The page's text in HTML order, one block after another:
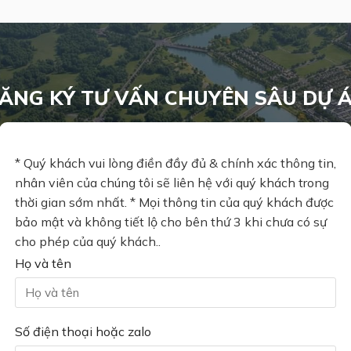
KÝ TƯ VẤN CHUYÊN SÂU DỰ
* Quý khách vui lòng điền đầy đủ & chính xác thông tin,
nhân viên của chúng tôi sẽ liên hệ với quý khách trong
thời gian sớm nhất. * Mọi thông tin của quý khách được
bảo mật và không tiết lộ cho bên thứ 3 khi chưa có sự
cho phép của quý khách..
Họ và tên
Số điện thoại hoặc zalo